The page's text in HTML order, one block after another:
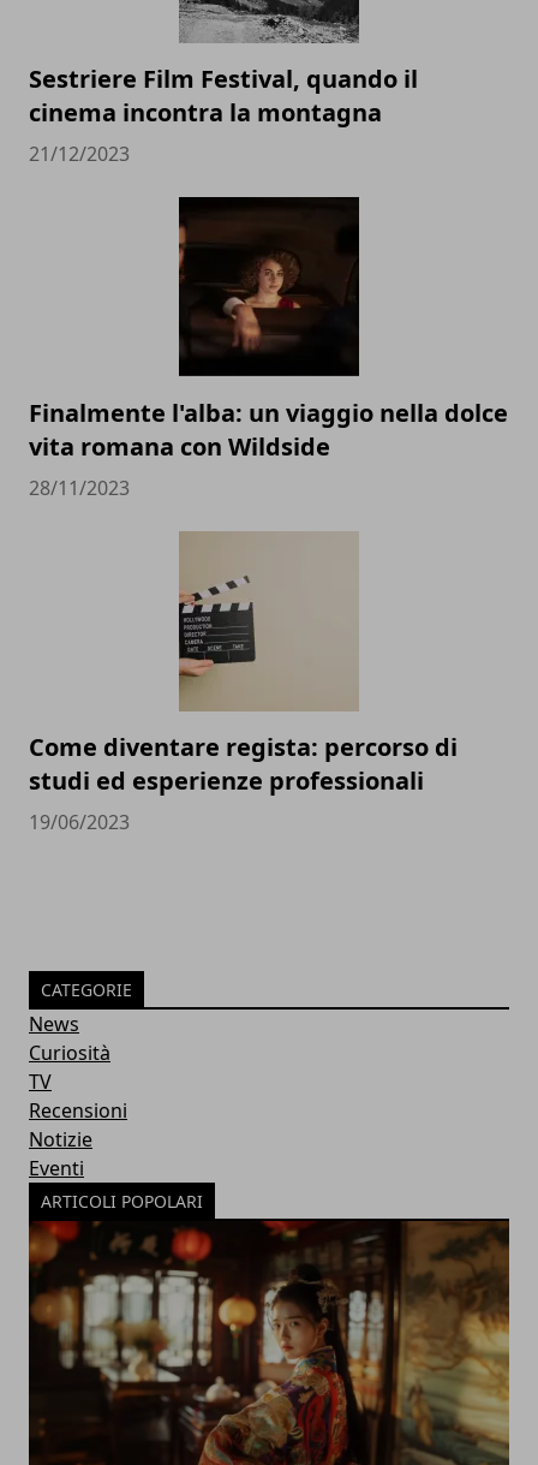
Sestriere Film Festival, quando il
cinema incontra la montagna
21/12/2023
Finalmente l'alba: un viaggio nella dolce
vita romana con Wildside
28/11/2023
Come diventare regista: percorso di
studi ed esperienze professionali
19/06/2023
CATEGORIE
News
Curiosità
TV
Recensioni
Notizie
Eventi
ARTICOLI POPOLARI